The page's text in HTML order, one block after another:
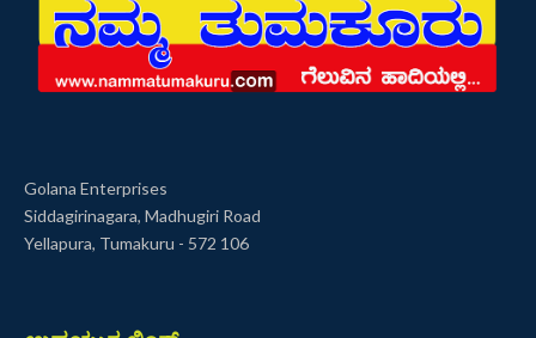
Golana Enterprises
Siddagirinagara, Madhugiri Road
Yellapura, Tumakuru - 572 106